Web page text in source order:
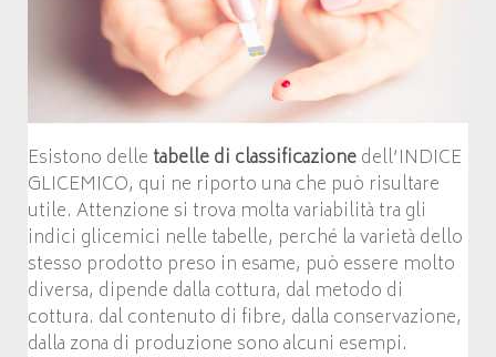
Esistono delle tabelle di classificazionedell’INDICE
GLICEMICO, qui ne riporto una che può risultare
utile. Attenzione si trova molta variabilità tra gli
indici glicemici nelle tabelle, perché la varietà dello
stesso prodotto preso in esame, può essere molto
diversa, dipende dalla cottura, dal metodo di
cottura. dal contenuto di fibre, dalla conservazione,
dalla zona di produzione sono alcuni esempi.